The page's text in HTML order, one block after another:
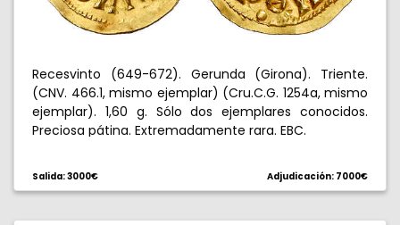
Recesvinto (649-672). Gerunda (Girona). Triente.
(CNV. 466.1, mismo ejemplar) (Cru.C.G. 1254a, mismo
ejemplar). 1,60 g. Sólo dos ejemplares conocidos.
Preciosa pátina. Extremadamente rara. EBC.
Salida: 3000€ Adjudicación: 7000€